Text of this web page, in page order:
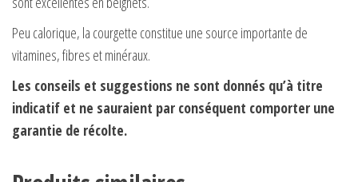
Peu calorique, la courgette constitue une source importante de
vitamines, fibres et minéraux.
Les conseils et suggestions ne sont donnés qu’à titre
indicatif et ne sauraient par conséquent comporter une
garantie de récolte.